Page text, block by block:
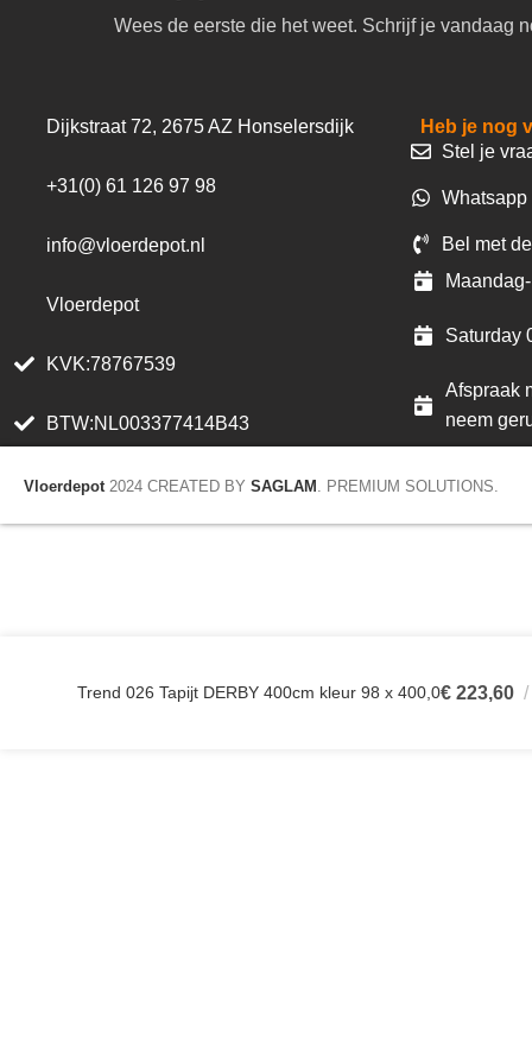
Wees de eerste die het weet. Schrijf je vandaag
Dijkstraat 72, 2675 AZ Honselersdijk
+31(0) 61 126 97 98
info@vloerdepot.nl
Vloerdepot
KVK:78767539
BTW:NL003377414B43
Heb je nog
Stel je
Bel met
Saturday
Afspraak
neem
Vloerdepot 2024 CREATED BY SAGLAM . PREMIUM SOLUTIONS.
Trend 026 Tapijt DERBY 400cm kleur 98 x 400,0€ 223,60